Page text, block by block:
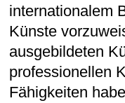
internationalem
Künste
ausgebildeten
professionellen
Fähigkeiten